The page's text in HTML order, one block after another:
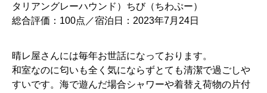
タリアングレーハウンド）ちび（ちわぷー）
総合評価：100点／宿泊日：2023年7月24日
晴レ屋さんには毎年お世話になっております。
和室なのに匂いも全く気にならずとても清潔で過ごしや
すいです。海で遊んだ場合シャワーや着替え荷物の片付